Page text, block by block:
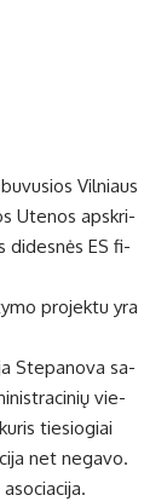
Vil­niaus
Ute­nos ap­skri­
di­des­nės ES fi­
pro­jek­tu yra
Ste­pa­no­va sa­
vie­
tie­sio­giai
net ne­ga­vo.